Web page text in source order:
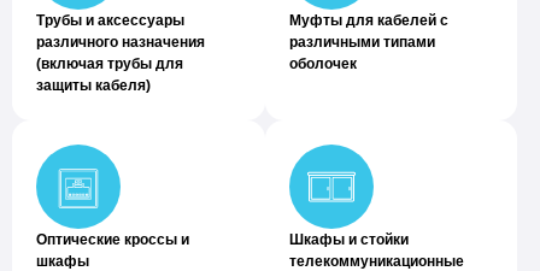
Трубы и аксессуары
различного назначения
(включая трубы для
защиты кабеля)
Муфты для кабелей с
различными типами
оболочек
Оптические кроссы и
шкафы
Шкафы и стойки
телекоммуникационные